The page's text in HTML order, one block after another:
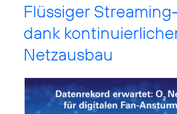
Flüssiger
dank
Netzausbau